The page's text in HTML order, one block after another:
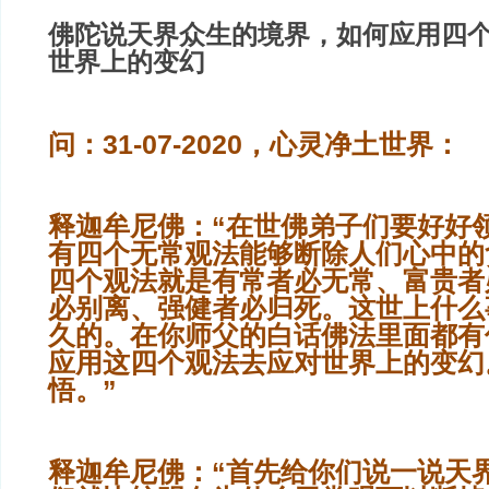
佛陀说天界众生的境界，如何应用四
世界上的变幻
问：31-07-2020，心灵净土世界：
释迦牟尼佛：“在世佛弟子们要好好
有四个无常观法能够断除人们心中
四个观法就是有常者必无常、富贵
必别离、强健者必归死。这世上什
久的。在你师父的白话佛法里面都
应用这四个观法去应对世界上的变
悟。”
释迦牟尼佛：“首先给你们说一说天